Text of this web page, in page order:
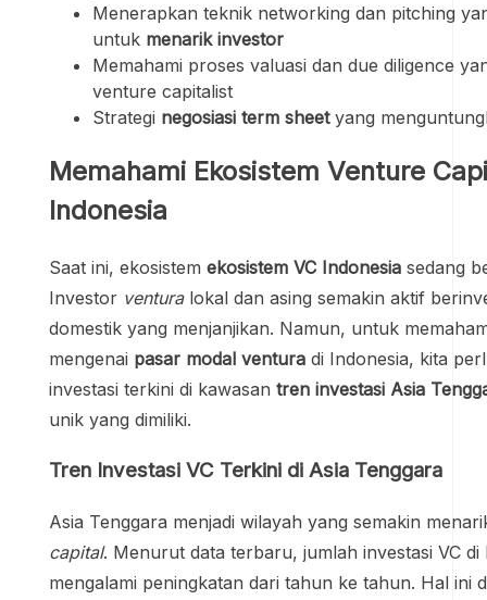
Menerapkan teknik networking dan pitching
untuk menarik investor
Memahami proses valuasi dan due diligence
venture capitalist
Strategi negosiasi term sheetyang
Memahami Ekosistem Venture
Indonesia
Saat ini, ekosistem ekosistem VC Indonesia sedang
Investor venturalokal dan asing semakin aktif
domestik yang menjanjikan. Namun, untuk
mengenai pasar modal ventura di Indonesia, kita
investasi terkini di kawasan tren investasi Asia
unik yang dimiliki.
Tren Investasi VC Terkini di Asia Tenggara
Asia Tenggara menjadi wilayah yang semakin
capital. Menurut data terbaru, jumlah investasi VC di
mengalami peningkatan dari tahun ke tahun. Hal ini